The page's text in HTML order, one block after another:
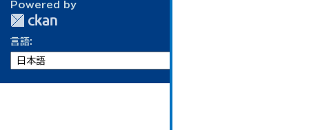
Powered by
言語